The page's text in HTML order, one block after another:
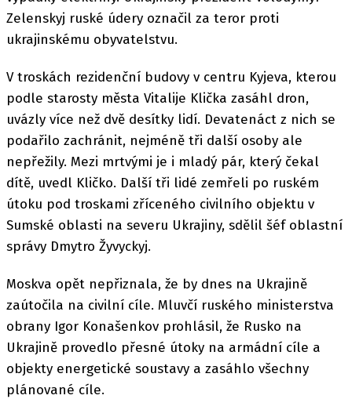
Zelenskyj ruské údery označil za teror proti
ukrajinskému obyvatelstvu.
V troskách rezidenční budovy v centru Kyjeva, kterou
podle starosty města Vitalije Klička zasáhl dron,
uvázly více než dvě desítky lidí. Devatenáct z nich se
podařilo zachránit, nejméně tři další osoby ale
nepřežily. Mezi mrtvými je i mladý pár, který čekal
dítě, uvedl Kličko. Další tři lidé zemřeli po ruském
útoku pod troskami zříceného civilního objektu v
Sumské oblasti na severu Ukrajiny, sdělil šéf oblastní
správy Dmytro Žyvyckyj.
Moskva opět nepřiznala, že by dnes na Ukrajině
zaútočila na civilní cíle. Mluvčí ruského ministerstva
obrany Igor Konašenkov prohlásil, že Rusko na
Ukrajině provedlo přesné útoky na armádní cíle a
objekty energetické soustavy a zasáhlo všechny
plánované cíle.